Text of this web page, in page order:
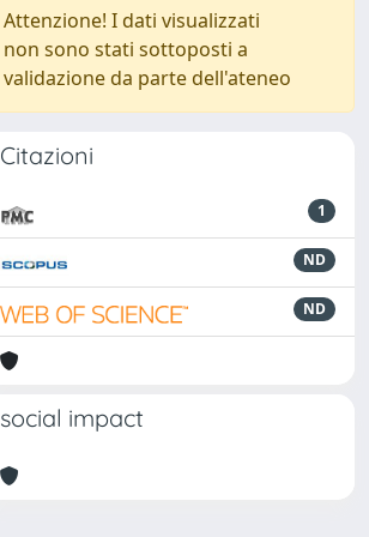
Attenzione! I dati visualizzati
non sono stati sottoposti a
validazione da parte dell'ateneo
Citazioni
1
ND
ND
social impact